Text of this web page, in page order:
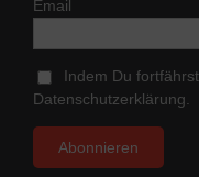
Email
Indem Du
Datenschutzerklärung.